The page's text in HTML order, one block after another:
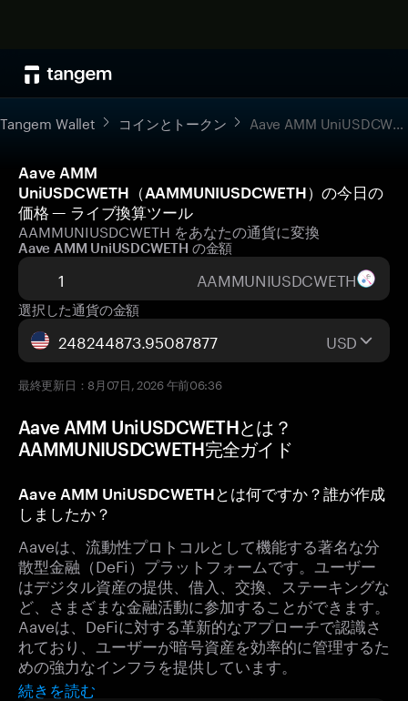
Tangem Wallet コインとトークン Aave AMM UniUSDCWETH
Aave AMM
UniUSDCWETH（AAMMUNIUSDCWETH）の今日の
価格 — ライブ換算ツール
AAMMUNIUSDCWETH をあなたの通貨に変換
Aave AMM UniUSDCWETH の金額
AAMMUNIUSDCWETH
選択した通貨の金額
USD
最終更新日：8月07日, 2026 午前06:36
Aave AMM UniUSDCWETHとは？
AAMMUNIUSDCWETH完全ガイド
Aave AMM UniUSDCWETHとは何ですか？誰が作成
しましたか？
Aaveは、流動性プロトコルとして機能する著名な分
散型金融（DeFi）プラットフォームです。ユーザー
はデジタル資産の提供、借入、交換、ステーキングな
ど、さまざまな金融活動に参加することができます。
Aaveは、DeFiに対する革新的なアプローチで認識さ
れており、ユーザーが暗号資産を効率的に管理するた
めの強力なインフラを提供しています。
続きを読む